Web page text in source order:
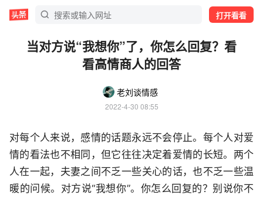
打开看看
当对方说“我想你”了，你怎么回复？看
看高情商人的回答
老刘谈情感
2022-4-30 08:55
对每个人来说，感情的话题永远不会停止。每个人对爱
情的看法也不相同，但它往往决定着爱情的长短。两个
人在一起，夫妻之间不乏一些关心的话，也不乏一些温
暖的问候。对方说“我想你”。你怎么回复的？别说你不